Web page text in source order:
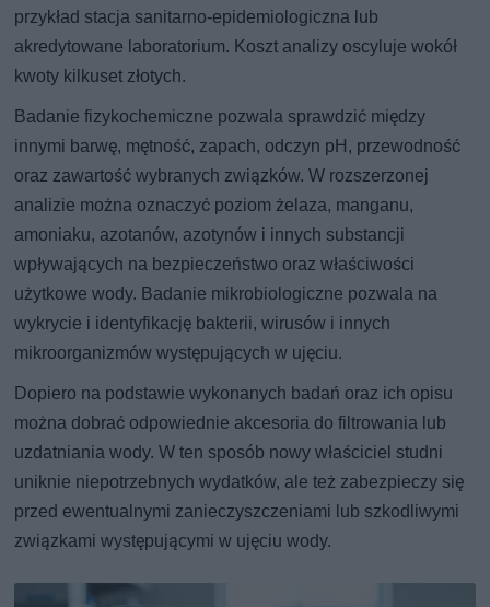
przykład stacja sanitarno-epidemiologiczna lub
akredytowane laboratorium. Koszt analizy oscyluje wokół
kwoty kilkuset złotych.
Badanie fizykochemiczne pozwala sprawdzić między
innymi barwę, mętność, zapach, odczyn pH, przewodność
oraz zawartość wybranych związków. W rozszerzonej
analizie można oznaczyć poziom żelaza, manganu,
amoniaku, azotanów, azotynów i innych substancji
wpływających na bezpieczeństwo oraz właściwości
użytkowe wody. Badanie mikrobiologiczne pozwala na
wykrycie i identyfikację bakterii, wirusów i innych
mikroorganizmów występujących w ujęciu.
Dopiero na podstawie wykonanych badań oraz ich opisu
można dobrać odpowiednie akcesoria do filtrowania lub
uzdatniania wody. W ten sposób nowy właściciel studni
uniknie niepotrzebnych wydatków, ale też zabezpieczy się
przed ewentualnymi zanieczyszczeniami lub szkodliwymi
związkami występującymi w ujęciu wody.